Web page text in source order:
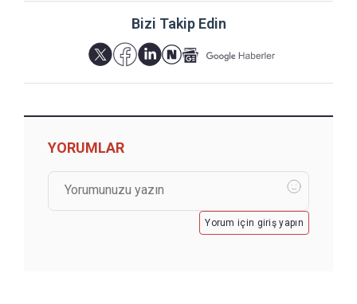
Bizi Takip Edin
YORUMLAR
Yorum için giriş yapın